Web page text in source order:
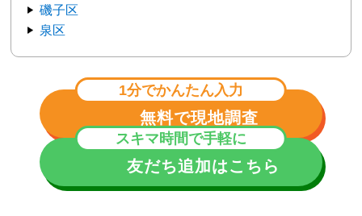
磯子区
泉区
1分でかんたん入力
無料で現地調査
スキマ時間で手軽に
友だち追加はこちら